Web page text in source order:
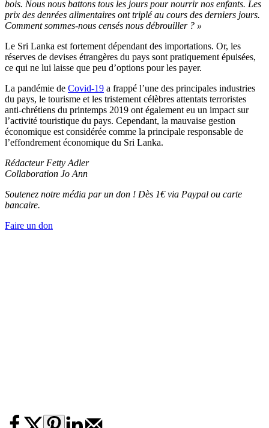
bois. Nous nous battons tous les jours pour nourrir nos enfants. Les
prix des denrées alimentaires ont triplé au cours des derniers jours.
Comment sommes-nous censés nous débrouiller ? »
Le Sri Lanka est fortement dépendant des importations. Or, les
réserves de devises étrangères du pays sont pratiquement épuisées,
ce qui ne lui laisse que peu d’options pour les payer.
La pandémie de Covid-19 a frappé l’une des principales industries
du pays, le tourisme et les tristement célèbres attentats terroristes
anti-chrétiens du printemps 2019 ont également eu un impact sur
l’activité touristique du pays. Cependant, la mauvaise gestion
économique est considérée comme la principale responsable de
l’effondrement économique du Sri Lanka.
Rédacteur Fetty Adler
Collaboration Jo Ann
Soutenez notre média par un don ! Dès 1€ via Paypal ou carte
bancaire.
Faire un don